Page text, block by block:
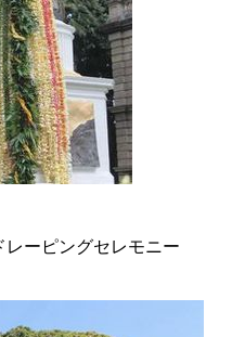
ーピングセレモニー